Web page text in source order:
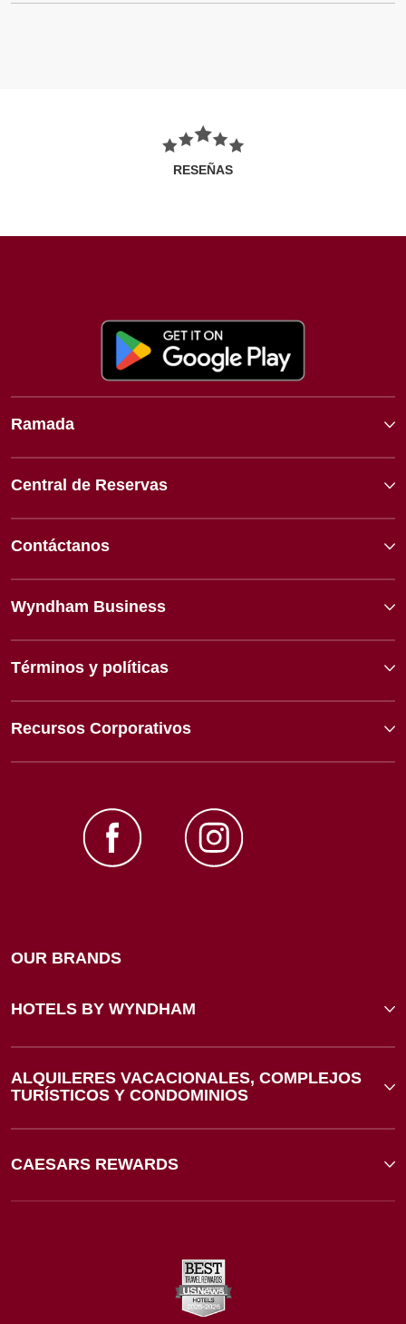
RESEÑAS
Ramada
Central de Reservas
Contáctanos
Wyndham Business
Términos y políticas
Recursos Corporativos
OUR BRANDS
HOTELS BY WYNDHAM
ALQUILERES VACACIONALES, COMPLEJOS
TURÍSTICOS Y CONDOMINIOS
CAESARS REWARDS